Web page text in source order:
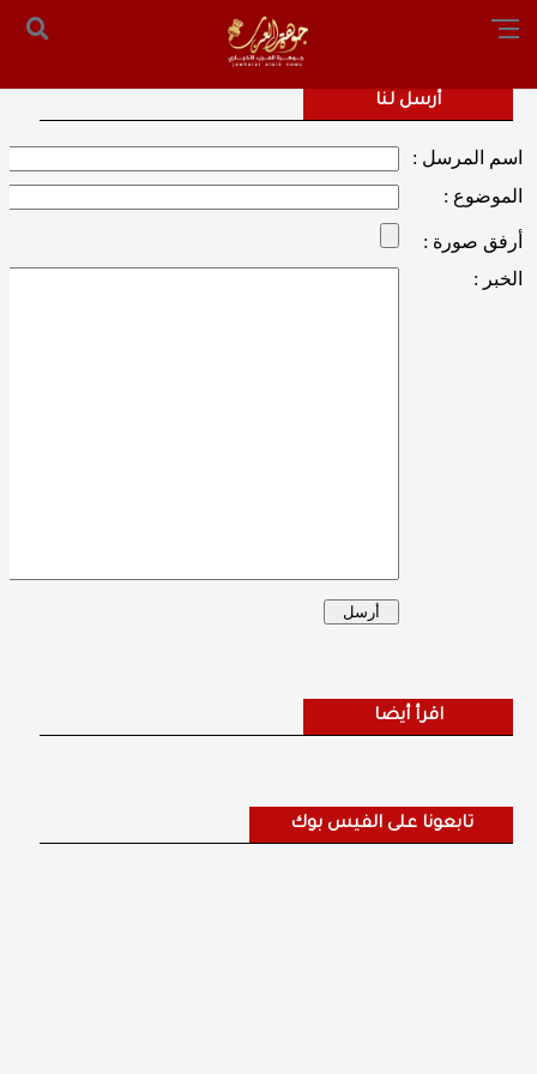
الرئيسية
التحرير: المستشار محمد صالح الملكاوي [ 00962795755033 ]
أرسل لنا
اسم المرسل :
الموضوع :
أرفق صورة :
الخبر :
اقرأ أيضا
تابعونا على الفيس بوك